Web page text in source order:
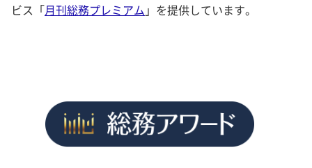
ビス「月刊総務プレミアム 」を提供しています。